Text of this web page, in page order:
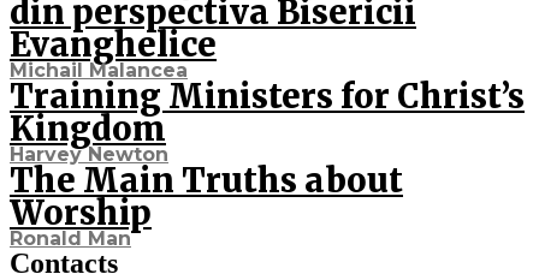
din perspectiva Bisericii
Evanghelice
Michail Malancea
Training Ministers for Christ’s
Kingdom
Harvey Newton
The Main Truths about
Worship
Ronald Man
Contacts